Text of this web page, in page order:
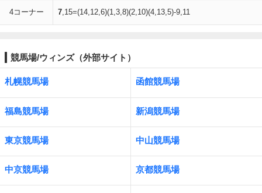
4コーナー 7,15=(14,12,6)(1,3,8)(2,10)(4,13,5)-9,11
競馬場/ウィンズ（外部サイト）
札幌競馬場 函館競馬場
福島競馬場 新潟競馬場
東京競馬場 中山競馬場
中京競馬場 京都競馬場